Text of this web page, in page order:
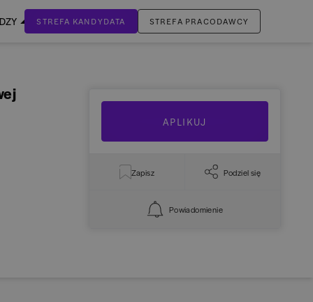
STREFA KANDYDATA STREFA PRACODAWCY
APLIKUJ
Zapisz Podziel się
Powiadomienie